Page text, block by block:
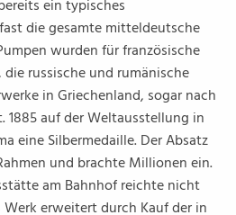
ein typisches
die gesamte mitteldeutsche
wurden für französische
russische und rumänische
in Griechenland, sogar nach
1885 auf der Weltausstellung in
eine Silbermedaille. Der Absatz
und brachte Millionen ein.
am Bahnhof reichte nicht
Werk erweitert durch Kauf der in